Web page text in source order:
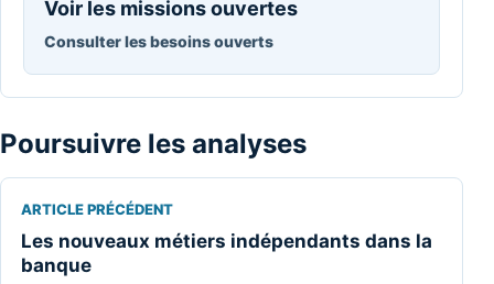
Voir les missions ouvertes
Consulter les besoins ouverts
Poursuivre les analyses
ARTICLE PRÉCÉDENT
Les nouveaux métiers indépendants dans la
banque